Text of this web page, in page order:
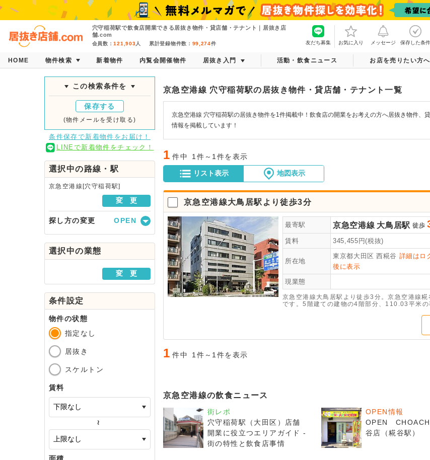
穴守稲荷駅で飲食店開業できる居抜き物件・貸店舗・テナント｜居抜き店
舗.com
会員数：121,903人 累計登録物件数： 99,274件 友だち募集 お気に入り メッセージ 保存した条件
HOME 物件検索 新着物件 内覧会開催物件 居抜き入門 活動・飲食ニュース お店を売りたい方へ
この検索条件を
保存する
(物件メールを受け取る)
条件保存で新着物件をお届け！
LINEで新着物件をチェック！
選択中の路線・駅
京急空港線[穴守稲荷駅]
変 更
探し方の変更
駅・路線から探す
地域から探す
選択中の業態
変 更
条件設定
物件の状態
指定なし
居抜き
スケルトン
賃料
～
京急空港線 穴守稲荷駅の居抜き物件・貸店舗・テナント一覧
京急空港線 穴守稲荷駅の居抜き物件を1件掲載中！飲食店の開業をお考えの方へ居抜き物件
情報を掲載しています！
1 件中 1件～1件を表示
リスト表示 地図表示
京急空港線大鳥居駅より徒歩3分
最寄駅 京急空港線 大鳥居駅 徒歩
賃料 345,455 円(税抜)
所在地
東京都大田区 西糀谷 詳細はロ
後に表示
現業態
京急空港線大鳥居駅より徒歩3分。京急空港線
です。5階建ての建物の4階部分、110.03平米
1 件中 1件～1件を表示
京急空港線の飲食ニュース
街レポ
穴守稲荷駅（大田区）店舗
開業に役立つエリアガイド -
街の特性と飲食店事情
OPEN情報
OPEN
谷店（糀谷駅）